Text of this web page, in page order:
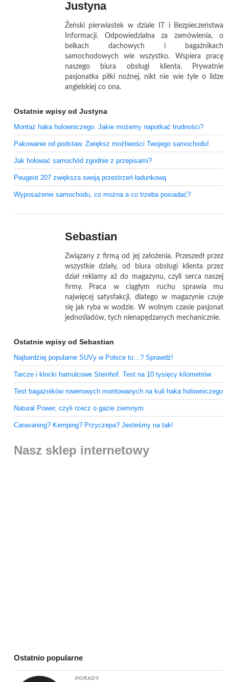
Justyna
Źeński pierwiastek w dziale IT i Bezpieczeństwa
Informacji. Odpowiedzialna za zamówienia, o
belkach dachowych i bagażnikach
samochodowych wie wszystko. Wspiera pracę
naszego biura obsługi klienta. Prywatnie
pasjonatka piłki nożnej, nikt nie wie tyle o lidze
angielskiej co ona.
Ostatnie wpisy od Justyna
Montaż haka holowniczego. Jakie możemy napotkać trudności?
Pakowanie od podstaw. Zwiększ możliwości Twojego samochodu!
Jak holować samochód zgodnie z przepisami?
Peugeot 207 zwiększa swoją przestrzeń ładunkową
Wyposażenie samochodu, co można a co trzeba posiadać?
Sebastian
Związany z firmą od jej założenia. Przeszedł przez
wszystkie działy, od biura obsługi klienta przez
dział reklamy aż do magazynu, czyli serca naszej
firmy. Praca w ciągłym ruchu sprawia mu
najwięcej satysfakcji, dlatego w magazynie czuje
się jak ryba w wodzie. W wolnym czasie pasjonat
jednośladów, tych nienapędzanych mechanicznie.
Ostatnie wpisy od Sebastian
Najbardziej popularne SUVy w Polsce to…? Sprawdź!
Tarcze i klocki hamulcowe Steinhof. Test na 10 tysięcy kilometrów
Test bagażników rowerowych montowanych na kuli haka holowniczego
Natural Power, czyli rzecz o gazie ziemnym
Caravaning? Kemping? Przyczepa? Jesteśmy na tak!
Nasz sklep internetowy
Ostatnio popularne
PORADY